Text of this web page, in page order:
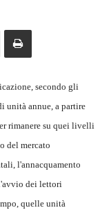
secondo gli
unità annue, a partire
rimanere su quei livelli
del mercato
l'annacquamento
dei lettori
quelle unità